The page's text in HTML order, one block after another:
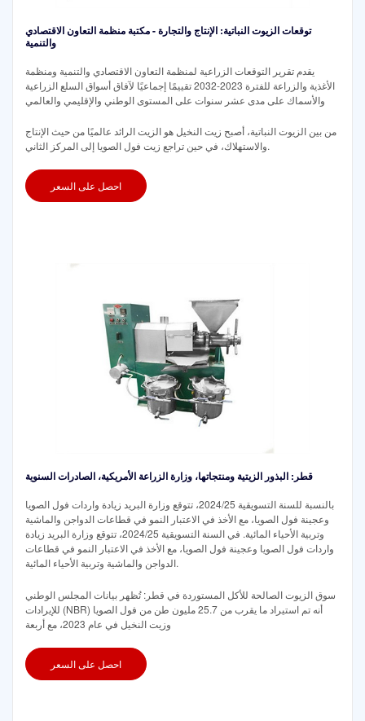
توقعات الزيوت النباتية: الإنتاج والتجارة - مكتبة منظمة التعاون الاقتصادي
والتنمية
يقدم تقرير التوقعات الزراعية لمنظمة التعاون الاقتصادي والتنمية ومنظمة
الأغذية والزراعة للفترة 2023-2032 تقييمًا إجماعيًا لآفاق أسواق السلع الزراعية
والأسماك على مدى عشر سنوات على المستوى الوطني والإقليمي والعالمي
من بين الزيوت النباتية، أصبح زيت النخيل هو الزيت الرائد عالميًا من حيث الإنتاج
والاستهلاك، في حين تراجع زيت فول الصويا إلى المركز الثاني.
احصل على السعر
قطر: البذور الزيتية ومنتجاتها، وزارة الزراعة الأمريكية، الصادرات السنوية
بالنسبة للسنة التسويقية 2024/25، تتوقع وزارة البريد زيادة واردات فول الصويا
وعجينة فول الصويا، مع الأخذ في الاعتبار النمو في قطاعات الدواجن والماشية
وتربية الأحياء المائية. في السنة التسويقية 2024/25، تتوقع وزارة البريد زيادة
واردات فول الصويا وعجينة فول الصويا، مع الأخذ في الاعتبار النمو في قطاعات
الدواجن والماشية وتربية الأحياء المائية.
سوق الزيوت الصالحة للأكل المستوردة في قطر: تُظهر بيانات المجلس الوطني
للإيرادات (NBR) أنه تم استيراد ما يقرب من 25.7 مليون طن من فول الصويا
وزيت النخيل في عام 2023، مع أربعة
احصل على السعر